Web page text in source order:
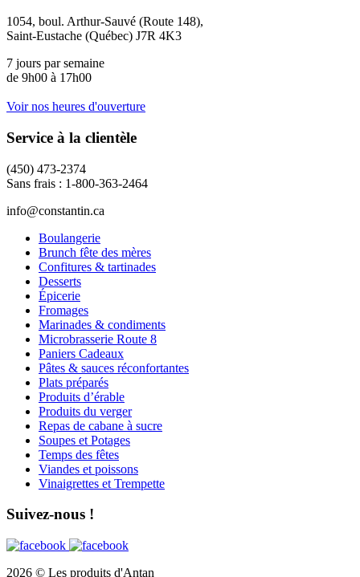
1054, boul. Arthur-Sauvé (Route 148),
Saint-Eustache (Québec) J7R 4K3
7 jours par semaine
de 9h00 à 17h00
Voir nos heures d'ouverture
Service à la clientèle
(450) 473-2374
Sans frais : 1-800-363-2464
info@constantin.ca
Boulangerie
Brunch fête des mères
Confitures & tartinades
Desserts
Épicerie
Fromages
Marinades & condiments
Microbrasserie Route 8
Paniers Cadeaux
Pâtes & sauces réconfortantes
Plats préparés
Produits d’érable
Produits du verger
Repas de cabane à sucre
Soupes et Potages
Temps des fêtes
Viandes et poissons
Vinaigrettes et Trempette
Suivez-nous !
2026 © Les produits d'Antan